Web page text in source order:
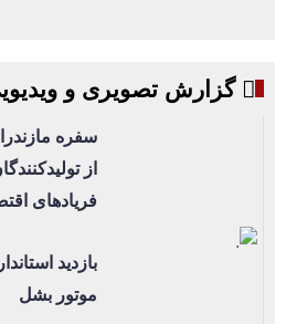
گزارش تصویری و
سفره
از
فریادهای
بازدید
موتور بشل